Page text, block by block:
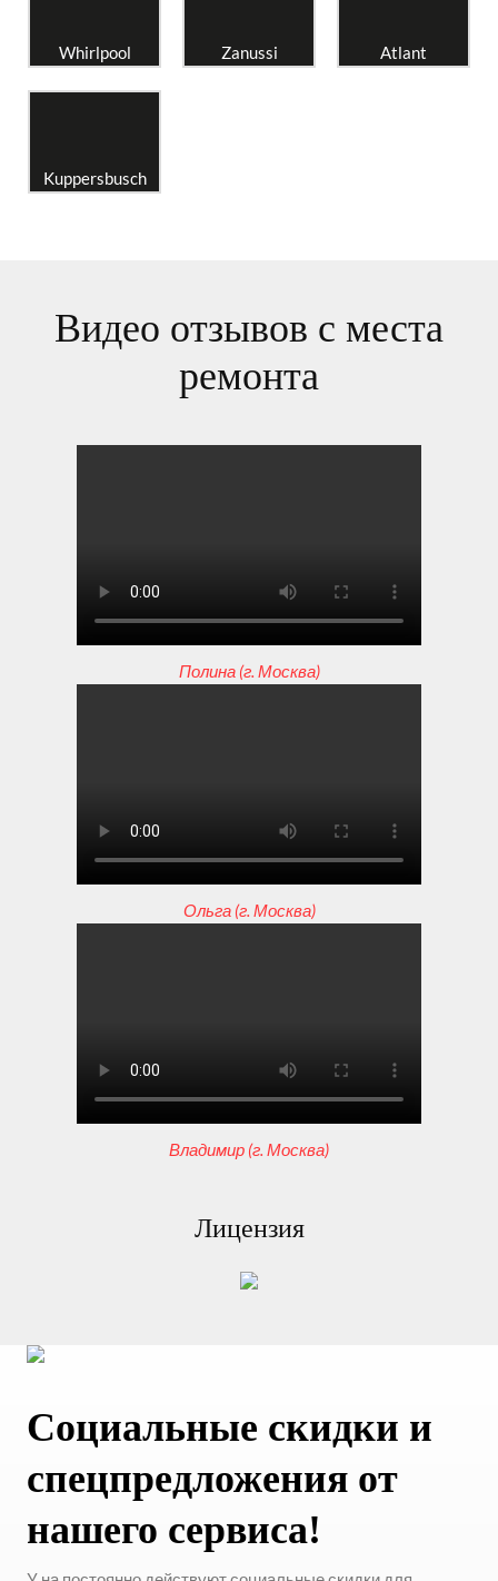
Whirlpool Zanussi Atlant
Kuppersbusch
Видео отзывов с места
ремонта
Полина (г. Москва)
Ольга (г. Москва)
Владимир (г. Москва)
Лицензия
Социальные скидки и
спецпредложения от
нашего сервиса!